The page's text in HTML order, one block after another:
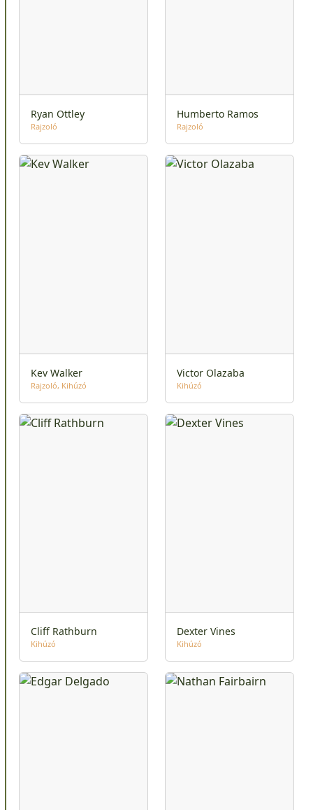
Ryan Ottley
Rajzoló
Humberto Ramos
Rajzoló
Kev Walker
Rajzoló Kihúzó
Victor Olazaba
Kihúzó
Cliff Rathburn
Kihúzó
Dexter Vines
Kihúzó